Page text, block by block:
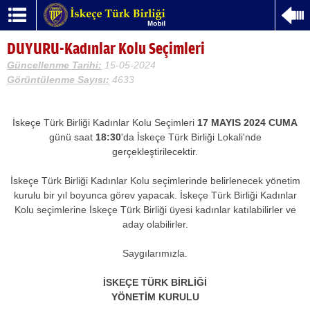
DUYURU-Kadınlar Kolu Seçimleri
Güncellenme Tarihi: 15-05-2024
Görüntülenme Sayısı: 4633
İskeçe Türk Birliği Kadınlar Kolu Seçimleri 17 MAYIS 2024 CUMA
günü saat 18:30'da İskeçe Türk Birliği Lokali'nde
gerçekleştirilecektir.
İskeçe Türk Birliği Kadınlar Kolu seçimlerinde belirlenecek yönetim
kurulu bir yıl boyunca görev yapacak. İskeçe Türk Birliği Kadınlar
Kolu seçimlerine İskeçe Türk Βirliği üyesi kadınlar katılabilirler ve
aday olabilirler.
Saygılarımızla.
İSKEÇE TÜRK BİRLİĞİ
YÖNETİM KURULU